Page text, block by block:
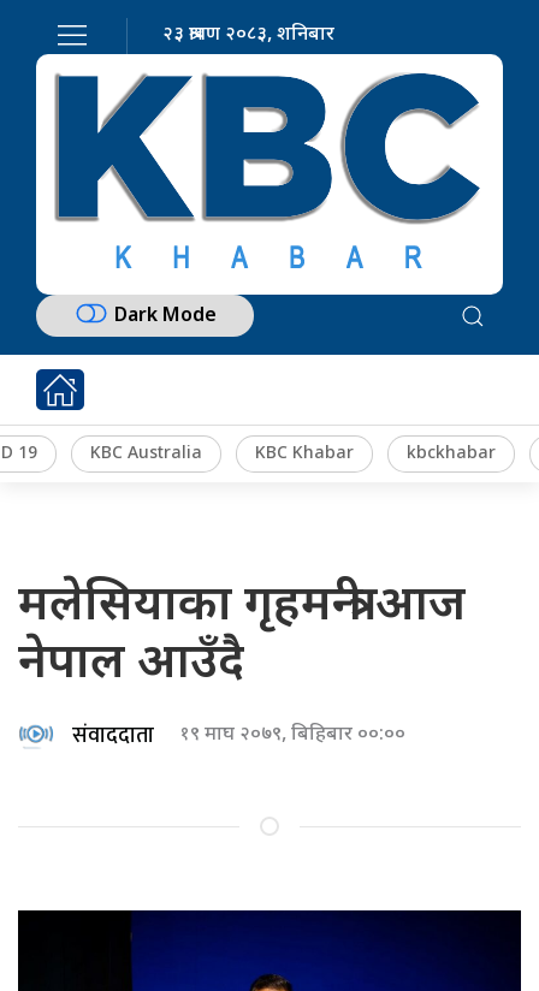
२३ श्रावण २०८३, शनिबार
Dark Mode
19 KBC Australia KBC Khabar kbckhabar
मलेसियाका गृहमन्त्री आज
नेपाल आउँदै
संवाददाता १९ माघ २०७९, बिहिबार ००:००